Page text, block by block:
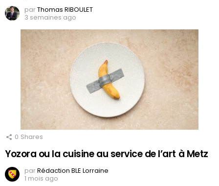
parThomas RIBOULET
3 semaines ago
0 Shares
Yozora ou la cuisine au service de l’art à Metz
parRédaction BLE Lorraine
1 mois ago